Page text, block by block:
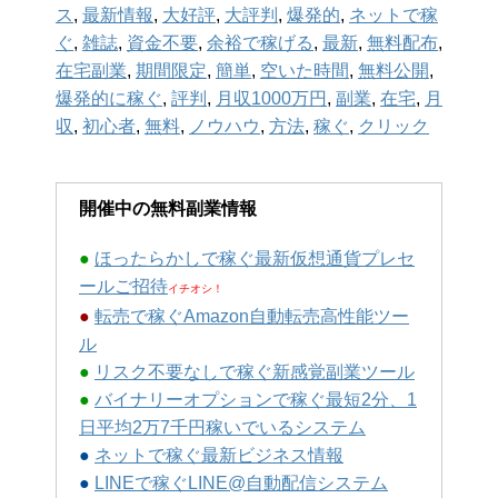
ス , 最新情報, 大好評, 大評判 , 爆発的, ネットで稼
ぐ, 雑誌, 資金不要, 余裕で稼げる, 最新, 無料配布,
在宅副業, 期間限定, 簡単, 空いた時間, 無料公開,
爆発的に稼ぐ, 評判 , 月収1000万円 , 副業, 在宅, 月
収, 初心者, 無料, ノウハウ, 方法, 稼ぐ, クリック
開催中の無料副業情報
● ほったらかしで稼ぐ最新仮想通貨プレセ
ールご招待イチオシ！
● 転売で稼ぐAmazon自動転売高性能ツー
ル
● リスク不要なしで稼ぐ新感覚副業ツール
● バイナリーオプションで稼ぐ最短2分、1
日平均2万7千円稼いでいるシステム
● ネットで稼ぐ最新ビジネス情報
● LINEで稼ぐLINE@自動配信システム